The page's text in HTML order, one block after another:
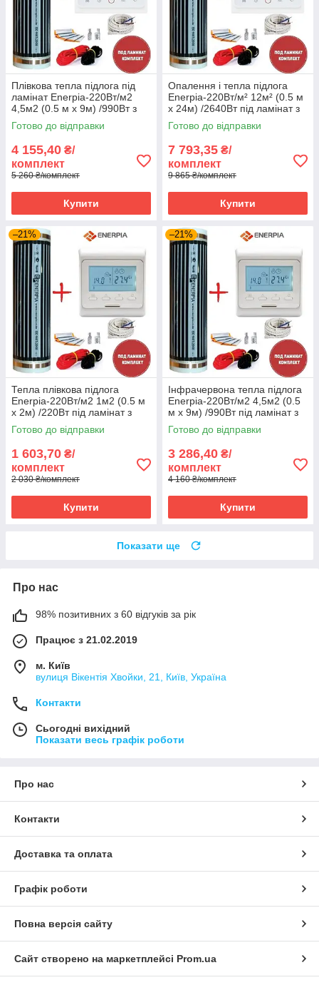
Плівкова тепла підлога під
ламінат Enerpia-220Вт/м2
4,5м2 (0.5 м х 9м) /990Вт з
терморегулятором TWE02
Wi-Fi
Готово до відправки
4 155,40 ₴/
комплект
5 260 ₴/комплект
Купити
Опалення і тепла підлога
Enerpia-220Вт/м² 12м² (0.5 м
х 24м) /2640Вт під ламінат з
терморегулятором TWE02
Wi-Fi
Готово до відправки
7 793,35 ₴/
комплект
9 865 ₴/комплект
Купити
–21%
Тепла плівкова підлога
Enerpia-220Вт/м2 1м2 (0.5 м
х 2м) /220Вт під ламінат з
терморегулятором E 51
Готово до відправки
1 603,70 ₴/
комплект
2 030 ₴/комплект
Купити
–21%
Інфрачервона тепла підлога
Enerpia-220Вт/м2 4,5м2 (0.5
м х 9м) /990Вт під ламінат з
терморегулятором E 51
Готово до відправки
3 286,40 ₴/
комплект
4 160 ₴/комплект
Купити
Показати ще
Про нас
98% позитивних з 60 відгуків за рік
Працює з 21.02.2019
м. Київ
вулиця Вікентія Хвойки, 21, Київ, Україна
Контакти
Сьогодні вихідний
Показати весь графік роботи
Про нас
Контакти
Доставка та оплата
Графік роботи
Повна версія сайту
Сайт створено на маркетплейсі Prom.ua